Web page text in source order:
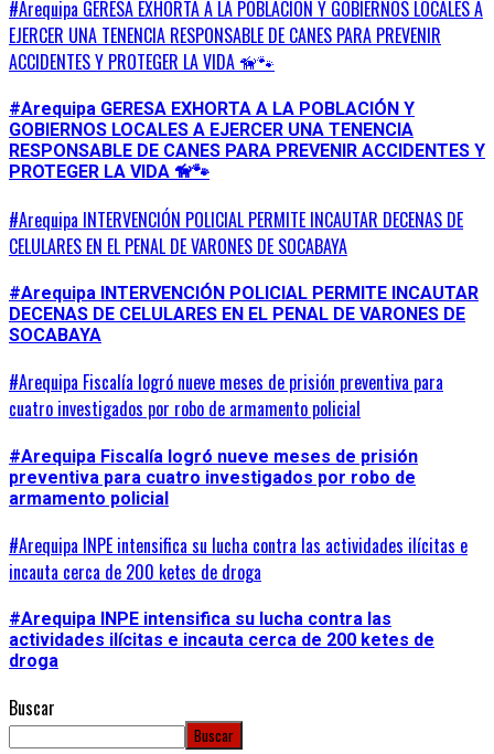
#Arequipa GERESA EXHORTA A LA POBLACIÓN Y GOBIERNOS LOCALES A
EJERCER UNA TENENCIA RESPONSABLE DE CANES PARA PREVENIR
ACCIDENTES Y PROTEGER LA VIDA 🦮🐾
#Arequipa GERESA EXHORTA A LA POBLACIÓN Y
GOBIERNOS LOCALES A EJERCER UNA TENENCIA
RESPONSABLE DE CANES PARA PREVENIR ACCIDENTES Y
PROTEGER LA VIDA 🦮🐾
#Arequipa INTERVENCIÓN POLICIAL PERMITE INCAUTAR DECENAS DE
CELULARES EN EL PENAL DE VARONES DE SOCABAYA
#Arequipa INTERVENCIÓN POLICIAL PERMITE INCAUTAR
DECENAS DE CELULARES EN EL PENAL DE VARONES DE
SOCABAYA
#Arequipa Fiscalía logró nueve meses de prisión preventiva para
cuatro investigados por robo de armamento policial
#Arequipa Fiscalía logró nueve meses de prisión
preventiva para cuatro investigados por robo de
armamento policial
#Arequipa INPE intensifica su lucha contra las actividades ilícitas e
incauta cerca de 200 ketes de droga
#Arequipa INPE intensifica su lucha contra las
actividades ilícitas e incauta cerca de 200 ketes de
droga
Buscar
Buscar